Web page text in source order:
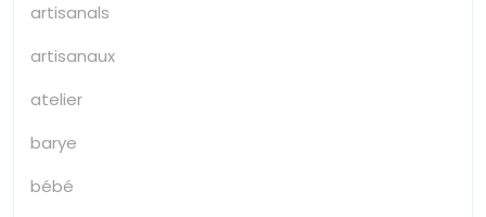
artisanals
artisanaux
atelier
barye
bébé